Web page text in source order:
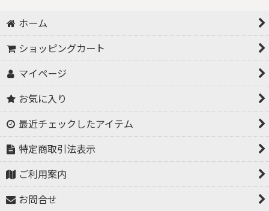
ホーム
ショッピングカート
マイページ
お気に入り
最近チェックしたアイテム
特定商取引法表示
ご利用案内
お問合せ